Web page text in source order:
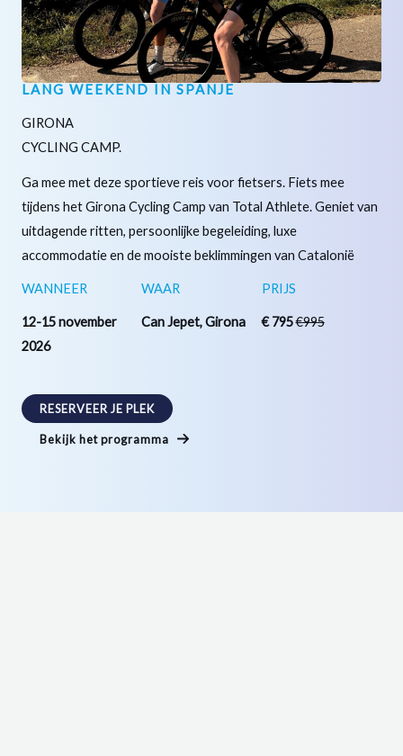
LANG WEEKEND IN SPANJE
GIRONA
CYCLING CAMP.
Ga mee met deze sportieve reis voor fietsers. Fiets mee
tijdens het Girona Cycling Camp van Total Athlete. Geniet van
uitdagende ritten, persoonlijke begeleiding, luxe
accommodatie en de mooiste beklimmingen van Catalonië
WANNEER
12-15 november
2026
WAAR
Can Jepet, Girona
PRIJS
€ 795€995
RESERVEER JE PLEK
Bekijk het programma